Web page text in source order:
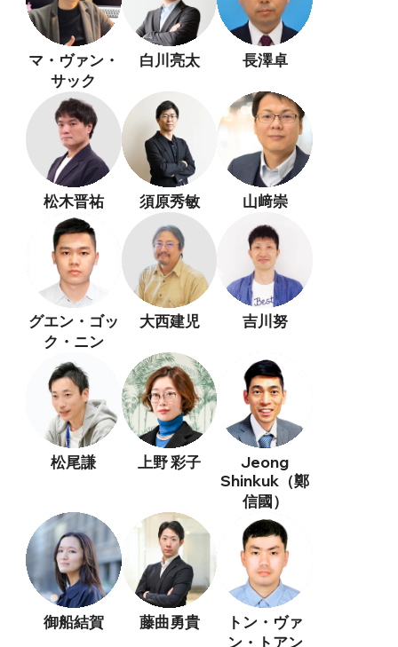
マ・ヴァン・
サック
白川亮太 長澤卓
松木晋祐 須原秀敏 山﨑崇
グエン・ゴッ
ク・ニン
大西建児 吉川努
松尾謙 上野 彩子
Jeong
Shinkuk（鄭
信國）
御船結賀 藤曲勇貴
トン・ヴァ
ン・トアン